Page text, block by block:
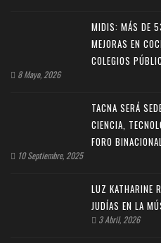
MIDIS: MÁS DE
MEJORAS EN
COLEGIOS
8 Mayo, 2026
TACNA SERÁ
CIENCIA,
FORO
10 Septiembre, 2025
LUZ KATHARINE
JUDÍAS EN LA
3 Abril, 2026